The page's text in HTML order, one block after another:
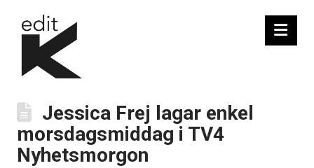
Jessica Frej lagar enkel
morsdagsmiddag i TV4
Nyhetsmorgon